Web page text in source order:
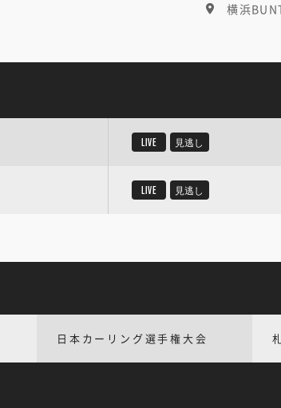
横浜
LIVE 見逃し
LIVE 見逃し
日本カーリング選手権大会